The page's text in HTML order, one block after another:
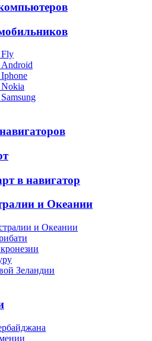
Fly
Android
Nokia
в навигатор
и Океании
и Океании
Зеландии